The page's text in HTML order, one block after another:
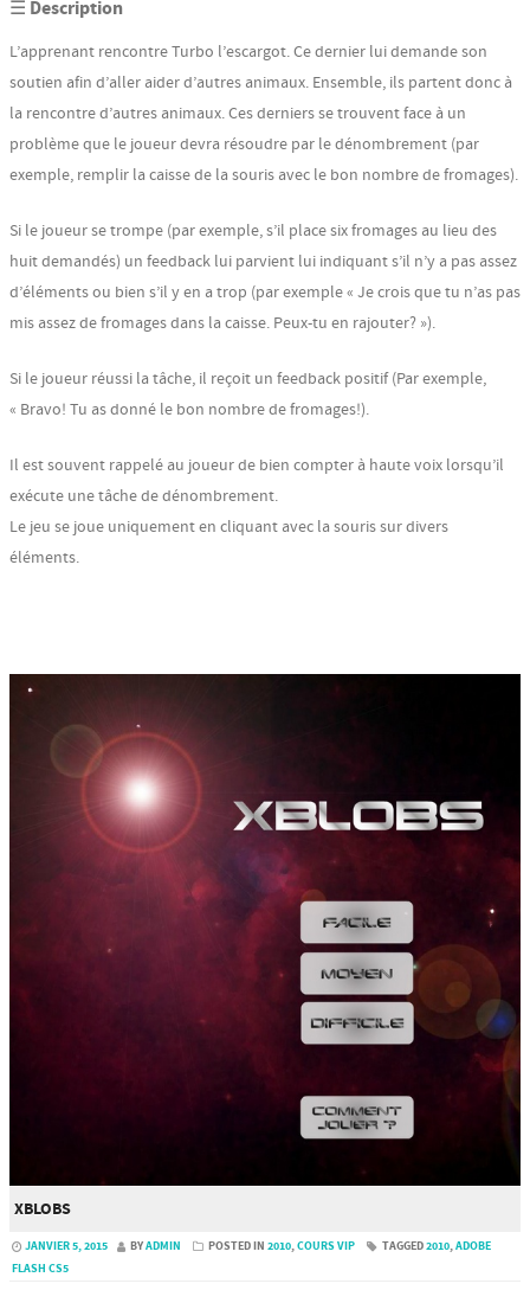
☰ Description
L’apprenant rencontre Turbo l’escargot. Ce dernier lui demande son
soutien afin d’aller aider d’autres animaux. Ensemble, ils partent donc à
la rencontre d’autres animaux. Ces derniers se trouvent face à un
problème que le joueur devra résoudre par le dénombrement (par
exemple, remplir la caisse de la souris avec le bon nombre de fromages).
Si le joueur se trompe (par exemple, s’il place six fromages au lieu des
huit demandés) un feedback lui parvient lui indiquant s’il n’y a pas assez
d’éléments ou bien s’il y en a trop (par exemple « Je crois que tu n’as pas
mis assez de fromages dans la caisse. Peux-tu en rajouter? »).
Si le joueur réussi la tâche, il reçoit un feedback positif (Par exemple,
« Bravo! Tu as donné le bon nombre de fromages!).
Il est souvent rappelé au joueur de bien compter à haute voix lorsqu’il
exécute une tâche de dénombrement.
Le jeu se joue uniquement en cliquant avec la souris sur divers
éléments.
XBLOBS
JANVIER 5, 2015 BYADMIN POSTED IN 2010,COURS VIP TAGGED2010,ADOBE
FLASH CS5